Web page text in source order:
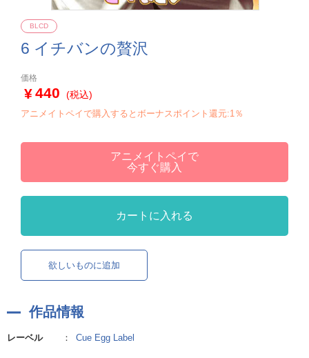
6 イチバンの贅沢
BLCD
価格
440 (税込)
アニメイトペイで購入するとボーナスポイント還元:1％
アニメイトペイで
今すぐ購入
カートに入れる
欲しいものに追加
作品情報
レーベル ： Cue Egg Label